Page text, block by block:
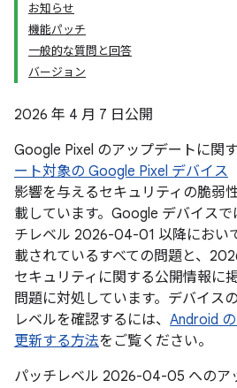
お知らせ
機能パッチ
一般的な質問と回答
バージョン
2026 年 4 月 7 日公開
Google Pixel のアップデートに関
ート対象の Google Pixel デバイス
影響を与えるセキュリティの脆弱
載しています。Google デバイス
チレベル 2026-04-01 以降におい
載されているすべての問題と、
セキュリティに関する公開情報に
問題に対処しています。デバイス
レベルを確認するには、 Android
更新する方法をご覧ください。
パッチレベル 2026-04-05 へのア